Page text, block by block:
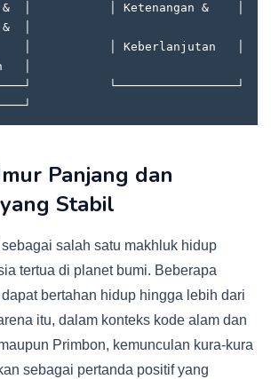
&  │           │ Ketenangan &    │
│
│           │ Keberlanjutan   │
│
└─────────────────┘
Panjang dan
Stabil
salah satu makhluk hidup
tertua di planet bumi. Beberapa
bertahan hidup hingga lebih dari
itu, dalam konteks kode alam dan
Primbon, kemunculan kura-kura
sebagai pertanda positif yang